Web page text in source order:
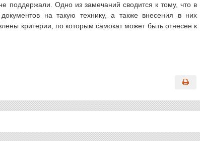
поддержали. Одно из замечаний сводится к тому, что в
на такую технику, а также внесения в них
критерии, по которым самокат может быть отнесен к